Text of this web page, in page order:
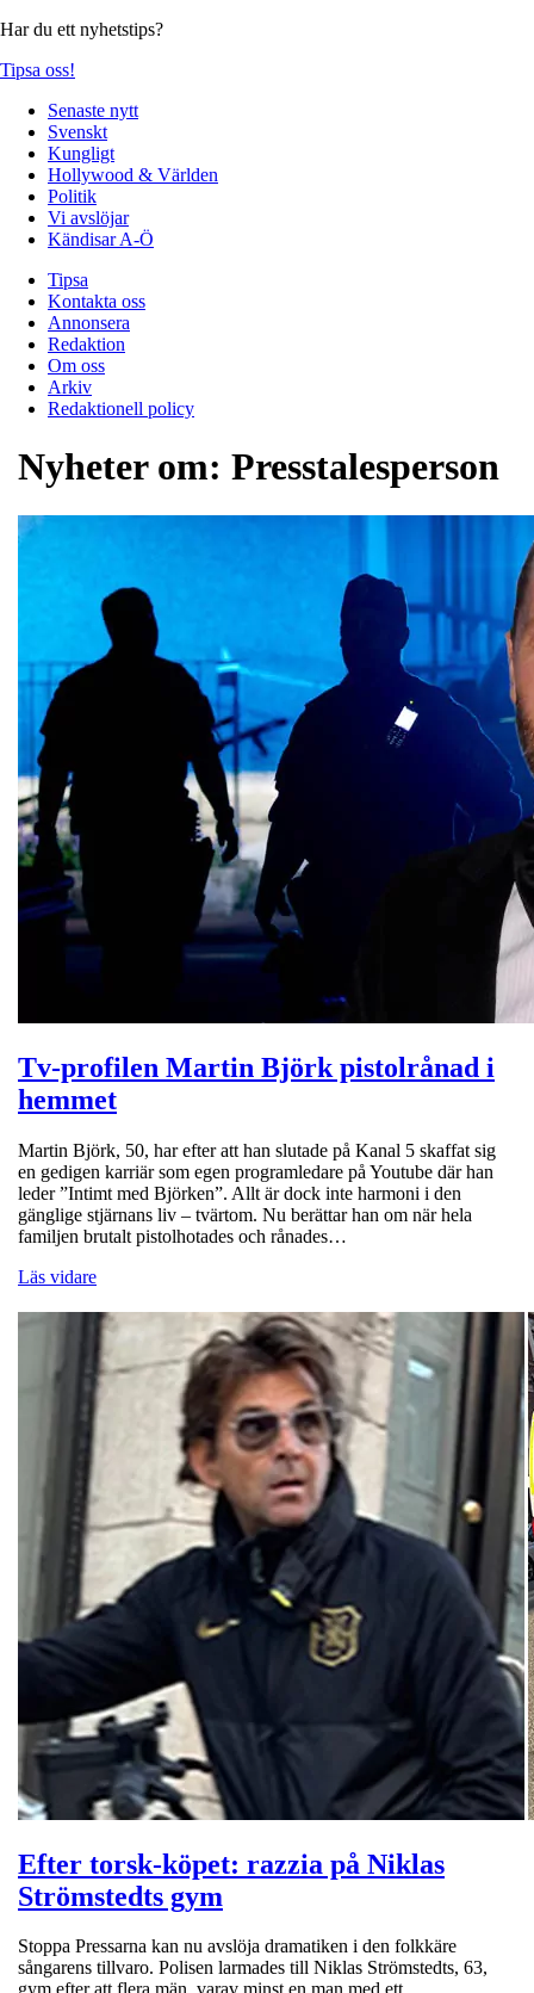
Har du ett nyhetstips?
Tipsa oss!
Senaste nytt
Svenskt
Kungligt
Hollywood & Världen
Politik
Vi avslöjar
Kändisar A-Ö
Tipsa
Kontakta oss
Annonsera
Redaktion
Om oss
Arkiv
Redaktionell policy
Nyheter om: Presstalesperson
Tv-profilen Martin Björk pistolrånad i
hemmet
Martin Björk, 50, har efter att han slutade på Kanal 5 skaffat sig
en gedigen karriär som egen programledare på Youtube där han
leder ”Intimt med Björken”. Allt är dock inte harmoni i den
gänglige stjärnans liv – tvärtom. Nu berättar han om när hela
familjen brutalt pistolhotades och rånades…
Läs vidare
Efter torsk-köpet: razzia på Niklas
Strömstedts gym
Stoppa Pressarna kan nu avslöja dramatiken i den folkkäre
sångarens tillvaro. Polisen larmades till Niklas Strömstedts, 63,